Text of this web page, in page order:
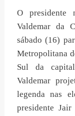
O presidente
Valdemar da
sábado (16)
Metropolitana
Sul da
Valdemar
legenda nas
presidente